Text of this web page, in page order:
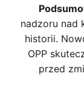
nadzoru nad
historii.
OPP
przed